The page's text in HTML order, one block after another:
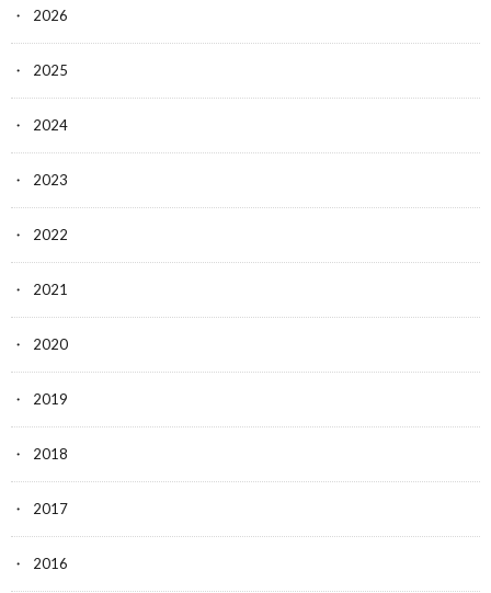
2026
2025
2024
2023
2022
2021
2020
2019
2018
2017
2016